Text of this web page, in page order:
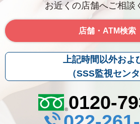
お近くの店舗へご相談
店舗・ATM検索
上記時間以外およ
（SSS監視センタ
0120-